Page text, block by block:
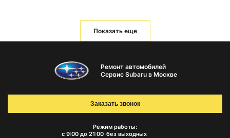
Показать еще
Ремонт автомобилей
Сервис Subaru в Москве
Режим работы:
с 9:00 до 21:00 без выходных
Заказать звонок